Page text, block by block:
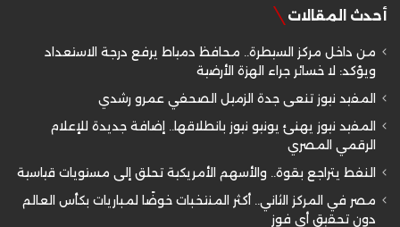
أحدث المقالات
من داخل مركز السيطرة.. محافظ دمياط يرفع درجة الاستعداد
ويؤكد: لا خسائر جراء الهزة الأرضية
المفيد نيوز تنعى جدة الزميل الصحفي عمرو رشدي
المفيد نيوز يهنئ يونيو نيوز بانطلاقها.. إضافة جديدة للإعلام
الرقمي المصري
النفط يتراجع بقوة.. والأسهم الأمريكية تحلق إلى مستويات قياسية
مصر في المركز الثاني.. أكثر المنتخبات خوضًا لمباريات بكأس العالم
دون تحقيق أي فوز